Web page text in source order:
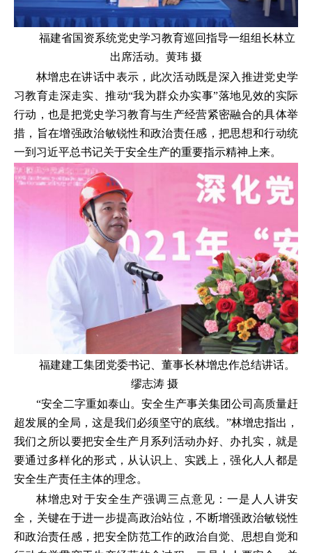
福建省国资系统党史学习教育巡回指导一组组长林立
出席活动。黄玮 摄
林增忠在讲话中表示，此次活动既是深入推进党史学
习教育走深走实、推动“我为群众办实事”落地见效的实际
行动，也是把党史学习教育与生产经营紧密融合的具体举
措，旨在增强政治敏锐性和政治责任感，把思想和行动统
一到习近平总书记关于安全生产的重要指示精神上来。
福建建工集团党委书记、董事长林增忠作总结讲话。
缪志涛 摄
“安全二字重如泰山。安全生产事关集团公司高质量赶
超发展的全局，这是我们必须坚守的底线。”林增忠指出，
我们之所以要把安全生产月系列活动办好、办扎实，就是
要通过多样化的形式，从认识上、实践上，强化人人都是
安全生产责任主体的理念。
林增忠对于安全生产强调三点意见：一是人人讲安
全，关键在于进一步提高政治站位，不断增强政治敏锐性
和政治责任感，把安全防范工作的政治自觉、思想自觉和